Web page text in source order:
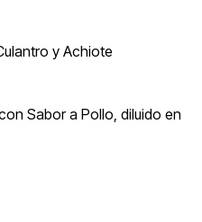
y Achiote
Sabor a Pollo, diluido en